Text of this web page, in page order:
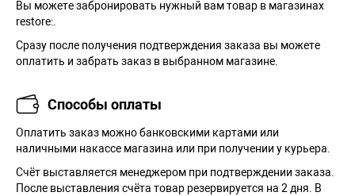
Вы можете забронировать нужный вам товар в магазинах
restore:.
Сразу после получения подтверждения заказа вы можете
оплатить и забрать заказ в выбранном магазине.
Способы оплаты
Оплатить заказ можно банковскими картами или
наличными накассе магазина или при получении у курьера.
Cчёт выставляется менеджером при подтверждении заказа.
После выставления счёта товар резервируется на 2 дня. В